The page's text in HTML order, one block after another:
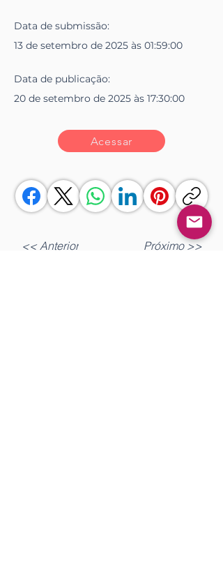
Data de submissão:
13 de setembro de 2025 às 01:59:00
Data de publicação:
20 de setembro de 2025 às 17:30:00
Acessar
<< Anterior Próximo >>